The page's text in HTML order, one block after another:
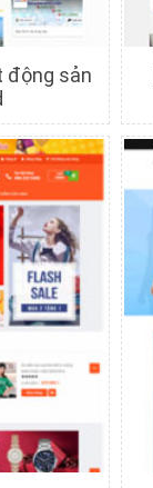
động sản